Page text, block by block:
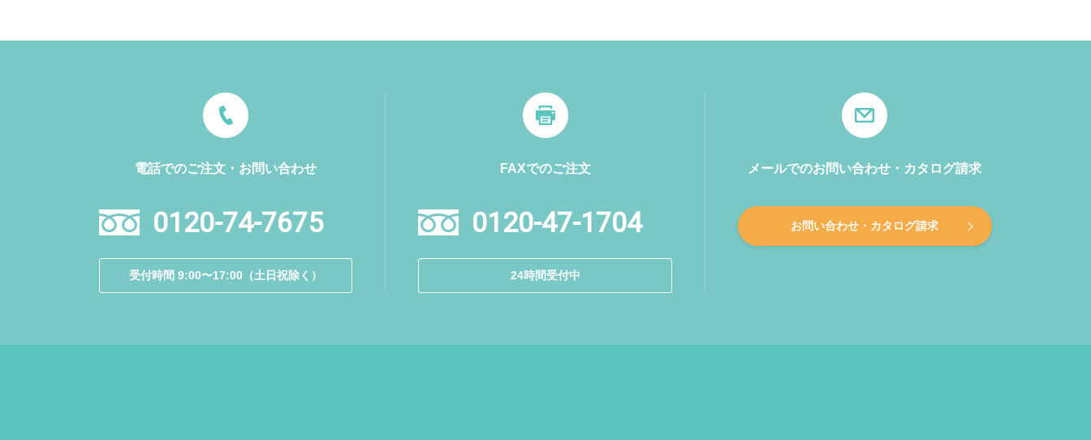
電話でのご注文・お問い合わせ
0120-74-7675
受付時間 9:00〜17:00（土日祝除く）
FAXでのご注文
0120-47-1704
24時間受付中
メールでのお問い合わせ・カタログ請求
お問い合わせ・カタログ請求